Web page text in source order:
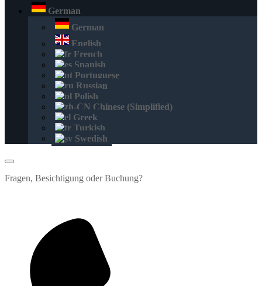
German
German
English
French
Spanish
Portuguese
Russian
Polish
Chinese (Simplified)
Greek
Turkish
Swedish
Fragen, Besichtigung oder Buchung?